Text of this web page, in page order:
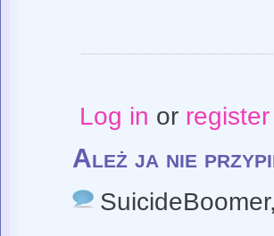
Log in or register
Ależ ja nie
SuicideBoomer